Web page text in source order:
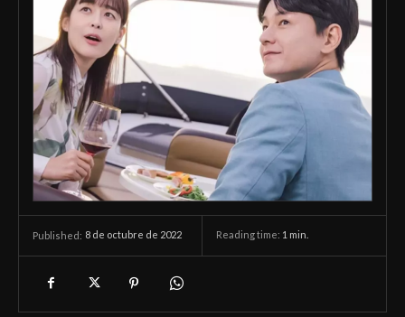
Published: 8 de octubre de 2022 Reading time: 1 min.